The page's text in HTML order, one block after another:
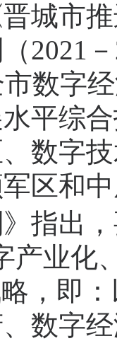
城市
2021
数字
平综
数字
区和
出，
产业化
略，即
数字